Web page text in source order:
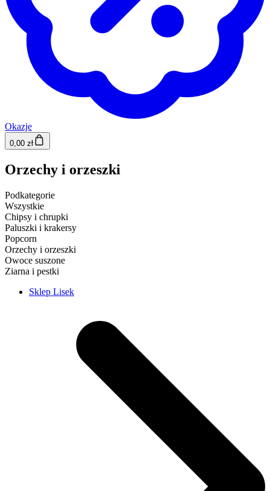
Okazje
0,00 zł
Orzechy i orzeszki
Podkategorie
Wszystkie
Chipsy i chrupki
Paluszki i krakersy
Popcorn
Orzechy i orzeszki
Owoce suszone
Ziarna i pestki
Sklep Lisek